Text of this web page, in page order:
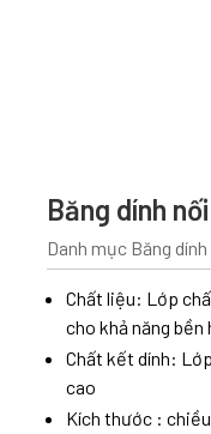
Băng dính
Danh mục Băng
Chất liệu: Lớp
cho khả năng
Chất kết dính:
cao
Kích thước :